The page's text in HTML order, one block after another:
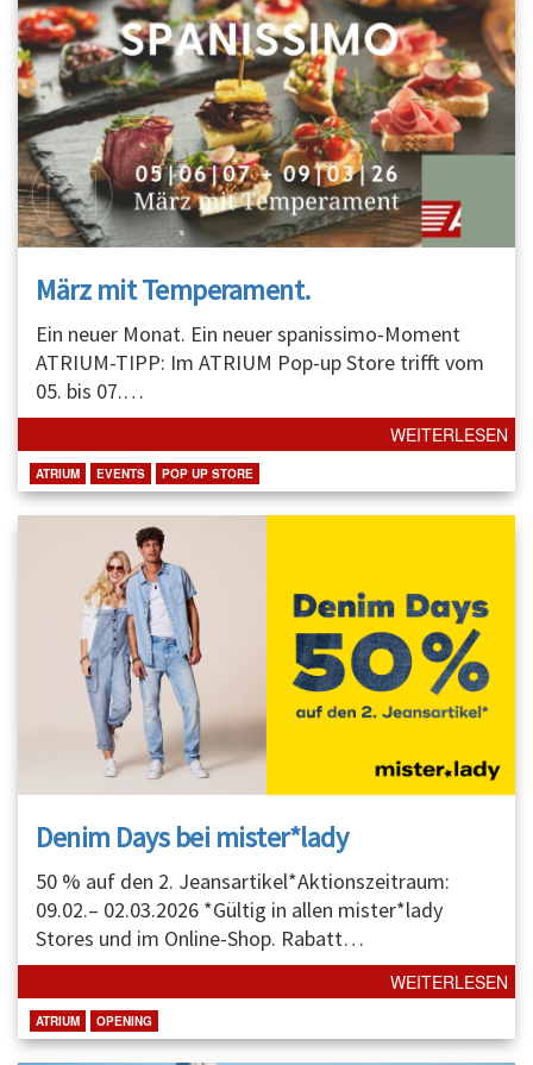
März mit Temperament.
Ein neuer Monat. Ein neuer spanissimo-Moment
ATRIUM-TIPP: Im ATRIUM Pop-up Store trifft vom
05. bis 07.…
WEITERLESEN
ATRIUM EVENTS POP UP STORE
Denim Days bei mister*lady
50 % auf den 2. Jeansartikel*Aktionszeitraum:
09.02.– 02.03.2026 *Gültig in allen mister*lady
Stores und im Online-Shop. Rabatt…
WEITERLESEN
ATRIUM OPENING